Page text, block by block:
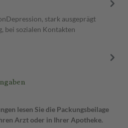
stark ausgeprägt
bei sozialen Kontakten
lesen Sie die Packungsbeilage
Arzt oder in Ihrer Apotheke.